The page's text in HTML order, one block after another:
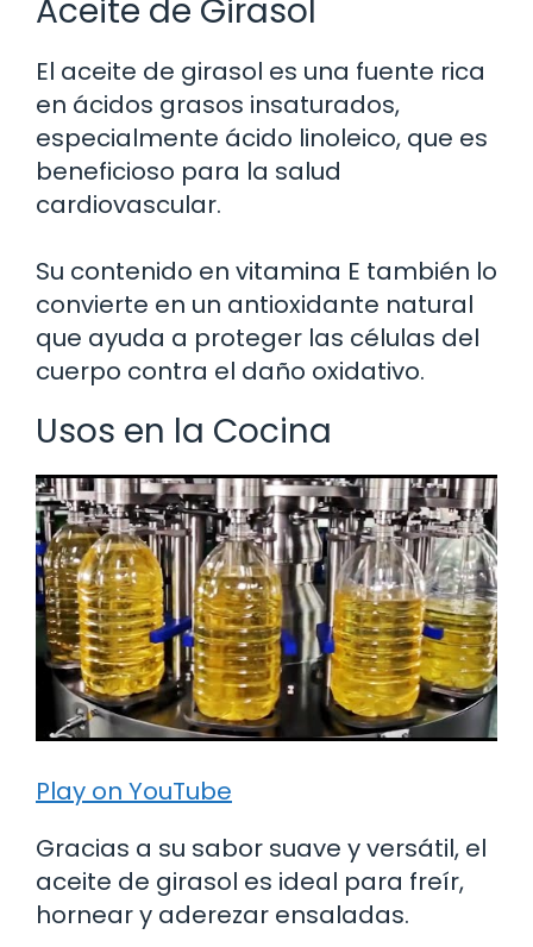
Aceite de Girasol
El aceite de girasol es una fuente rica
en ácidos grasos insaturados,
especialmente ácido linoleico, que es
beneficioso para la salud
cardiovascular.
Su contenido en vitamina E también lo
convierte en un antioxidante natural
que ayuda a proteger las células del
cuerpo contra el daño oxidativo.
Usos en la Cocina
Play on YouTube
Gracias a su sabor suave y versátil, el
aceite de girasol es ideal para freír,
hornear y aderezar ensaladas.